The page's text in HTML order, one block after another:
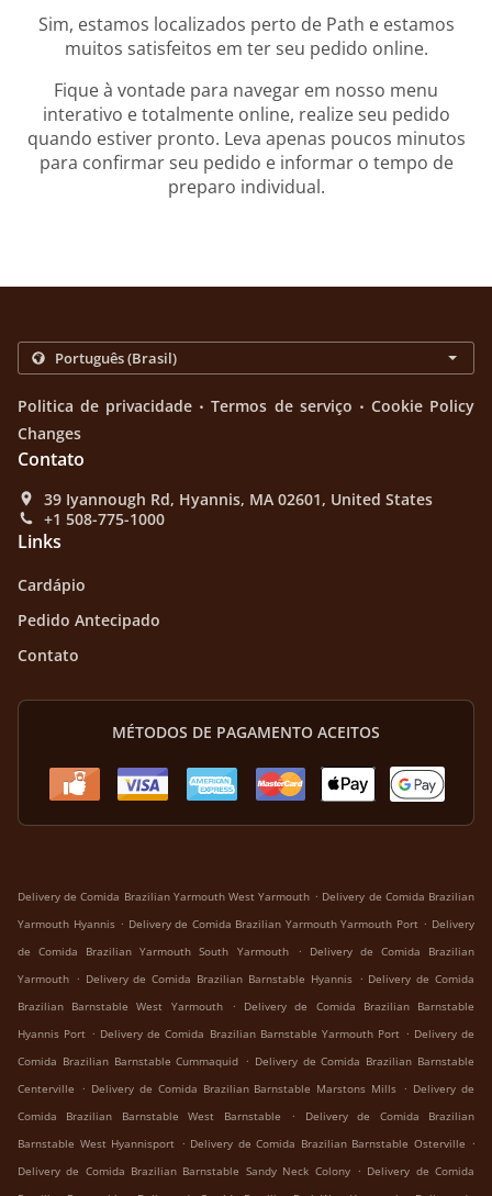
Sim, estamos localizados perto de Path e estamos
muitos satisfeitos em ter seu pedido online.
Fique à vontade para navegar em nosso menu
interativo e totalmente online, realize seu pedido
quando estiver pronto. Leva apenas poucos minutos
para confirmar seu pedido e informar o tempo de
preparo individual.
Politica de privacidade . Termos de serviço . Cookie Policy
Changes
Contato
39 Iyannough Rd, Hyannis, MA 02601, United States
+1 508-775-1000
Links
Cardápio
Pedido Antecipado
Contato
MÉTODOS DE PAGAMENTO ACEITOS
Delivery de Comida Brazilian Yarmouth West Yarmouth . Delivery de Comida Brazilian
Yarmouth Hyannis . Delivery de Comida Brazilian Yarmouth Yarmouth Port . Delivery
de Comida Brazilian Yarmouth South Yarmouth
.
Delivery de Comida Brazilian
Yarmouth . Delivery de Comida Brazilian Barnstable Hyannis . Delivery de Comida
Brazilian Barnstable West Yarmouth
.
Delivery de Comida Brazilian Barnstable
Hyannis Port . Delivery de Comida Brazilian Barnstable Yarmouth Port . Delivery de
Comida Brazilian Barnstable Cummaquid . Delivery de Comida Brazilian Barnstable
Centerville . Delivery de Comida Brazilian Barnstable Marstons Mills . Delivery de
Comida Brazilian Barnstable West Barnstable
.
Delivery de Comida Brazilian
Barnstable West Hyannisport . Delivery de Comida Brazilian Barnstable Osterville .
Delivery de Comida Brazilian Barnstable Sandy Neck Colony . Delivery de Comida